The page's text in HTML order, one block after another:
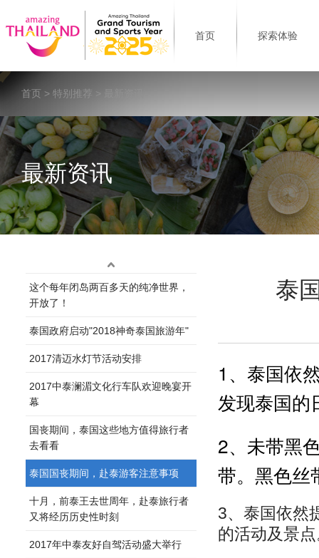
首页 探索体验
首页 > 特别推荐 > 最新资讯
最新资讯
这个每年闭岛两百多天的纯净世界，
开放了！
泰国政府启动"2018神奇泰国旅游年"
2017清迈水灯节活动安排
2017中泰澜湄文化行车队欢迎晚宴开
幕
国丧期间，泰国这些地方值得旅行者
去看看
泰国国丧期间，赴泰游客注意事项
十月，前泰王去世周年，赴泰旅行者
又将经历历史性时刻
2017年中泰友好自驾活动盛大举行
泰
1、泰国依
发现泰国的
2、未带黑
带。黑色丝
3、泰国依然
的活动及景